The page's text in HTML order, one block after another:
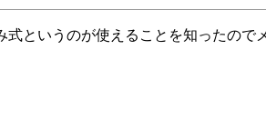
というのが使えることを知ったので